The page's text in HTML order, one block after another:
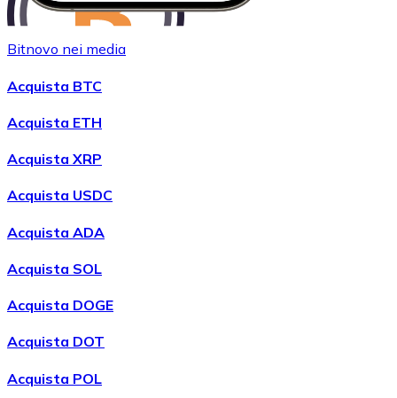
AcquistareWrapped Bitcoin
WBTC
AcquistareAvalanche
AVAX
Bitnovo nei media
Acquista BTC
Acquista ETH
Acquista XRP
Acquista USDC
Acquista ADA
Acquista SOL
Acquista DOGE
Acquista DOT
Acquista POL